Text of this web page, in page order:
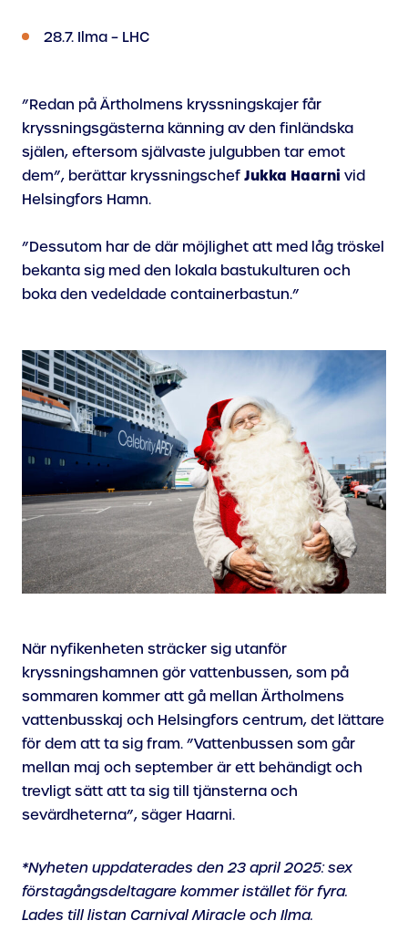
28.7. Ilma – LHC
”Redan på Ärtholmens kryssningskajer får
kryssningsgästerna känning av den finländska
själen, eftersom självaste julgubben tar emot
dem”, berättar kryssningschef Jukka Haarni vid
Helsingfors Hamn.
”Dessutom har de där möjlighet att med låg tröskel
bekanta sig med den lokala bastukulturen och
boka den vedeldade containerbastun.”
När nyfikenheten sträcker sig utanför
kryssningshamnen gör vattenbussen, som på
sommaren kommer att gå mellan Ärtholmens
vattenbusskaj och Helsingfors centrum, det lättare
för dem att ta sig fram. ”Vattenbussen som går
mellan maj och september är ett behändigt och
trevligt sätt att ta sig till tjänsterna och
sevärdheterna”, säger Haarni.
*Nyheten uppdaterades den 23 april 2025: sex
förstagångsdeltagare kommer istället för fyra.
Lades till listan Carnival Miracle och Ilma.